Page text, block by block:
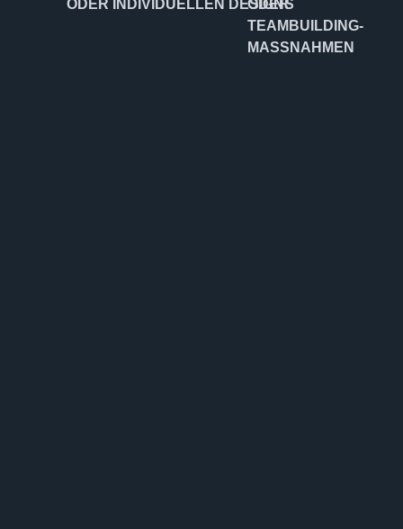
ODER INDIVIDUELLEN DESIGNS
ODER
TEAMBUILDING-
MASSNAHMEN